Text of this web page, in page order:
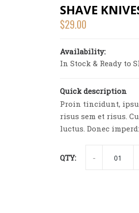
SHAVE
$29.00
Availability:
In Stock & Ready to
Quick description
Proin tincidunt,
risus sem et risus.
luctus. Donec
QTY: -
SHAVE
KNIVES